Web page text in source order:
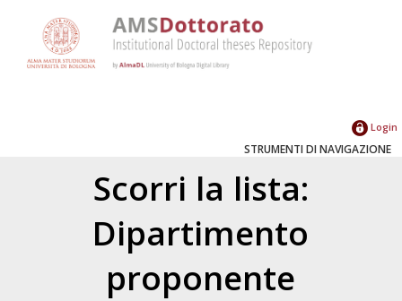
Login
STRUMENTI DI NAVIGAZIONE
Scorri la lista:
Dipartimento
proponente